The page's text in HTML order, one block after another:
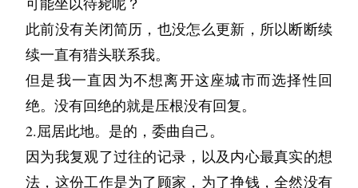
开。“对了对了，你不要误会了，以为左右了我
的人生，我不曾后悔自己做的每一个决定。别太
自以为是了。——都过去了。”说罢便下楼了。
烟花此刻升上高空，巨大的轰鸣声撞碎了宁静，
我的眼泪不自觉溢出眼眶。是被承认了吗？是内
疚吗？是后悔吗？我不知道。我看不见月亮了，
我想我看不见月亮了。
时候的一些事——她也喜欢对着“不会说话”的东
西说话。她曾经对一棵树说过自己的秘密，她说
树不会传出去。
你问我“对这个世界有什么用”。我到现在也还在
想这个问题。我妻子在世的时候，她说了一句话
我一直记得。她说：“你不需要成为整个沙滩，
只要别人愿意在你这里停靠就好了。”我当时觉
“日记？写的什么？可以给我看看吗？”
结果遭到了强烈的反抗，只能作罢。印象里那是
一本巴掌大的笔记本，封面是卡通图案，边角已
经卷了。她以前老爱买这种小本子，堆满了一整
个桌柜。
那本日记被放哪去了？我始终想不起来。
“真不多，拿得动的，不用你操心。”
“真的？”
“真的！”
那年的春天花开得是真繁，枝桠都被压低了几
分。我们让女儿载我们到公园门口就放我们下，
两人步行进去。年纪上去后，也走不了远，他扶
后找不到调，说出来的音调诡异得无法形容。
现在还没到晚高峰时间，路上的车不多，于是魏
师傅和袁丽天南地北地聊了起来。主要内容是，
这条街以前有什么，或者发生过什么大事。
“这段是最早通车的二环，为了省钱没修立交
桥，弄得都是转盘。那时候司机都说‘西安有个崔
林涛，修个二环莫立交’……”
这么开心过了，心里仿佛卸下了一个重重的包
袱，他把那串数字存进了自己的手机里，有找了
本厚厚的书把便签纸夹了进去……
周末。正在打游戏的陈墨接到了夏楠的电话，夏
楠在那头说：“陈墨，我们在吃火锅呢？你要不
要也过来？”
陈墨一听立马说：“好啊，你们在哪？我马上过
女孩子的电话是不是不太好呢？
纠结许久，我发了条短信给她：找我怎么了么？
没多久她回复说：没，我后天就回家了，明天能
跟你见一面吗？认识了你这么久还没见过呢？
我说：哦，为什么一定要见呢？这样不是挺好
吗？
她过了很久才回复说：好吧，我回家了就不再回
此前没有关闭简历，也没怎么更新，所以断断续
续一直有猎头联系我。
但是我一直因为不想离开这座城市而选择性回
绝。没有回绝的就是压根没有回复。
2.屈居此地。是的，委曲自己。
因为我复观了过往的记录，以及内心最真实的想
法，这份工作是为了顾家，为了挣钱，全然没有